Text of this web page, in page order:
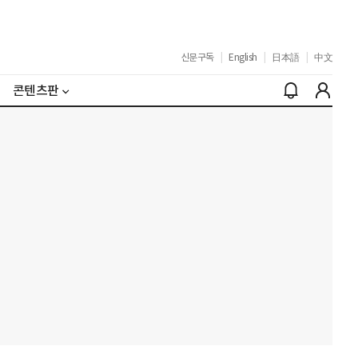
신문구독 English 日本語 中文
콘텐츠판